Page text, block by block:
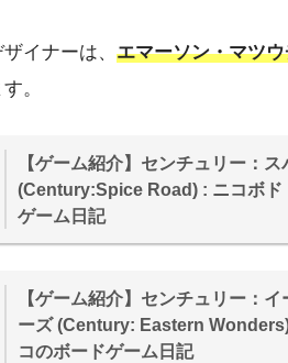
イナーは、 エマーソン・マツ
。
【ゲーム紹介】センチュリー：
(Century:Spice Road) : ニコボド
ゲーム日記
【ゲーム紹介】センチュリー：
ーズ (Century: Eastern
コのボードゲーム日記